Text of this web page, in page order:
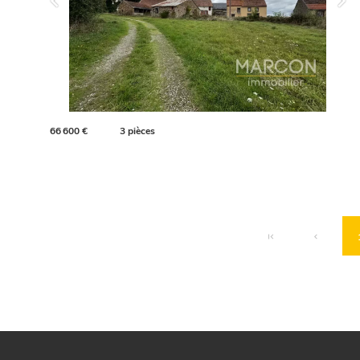
66 600 € 3 pièces